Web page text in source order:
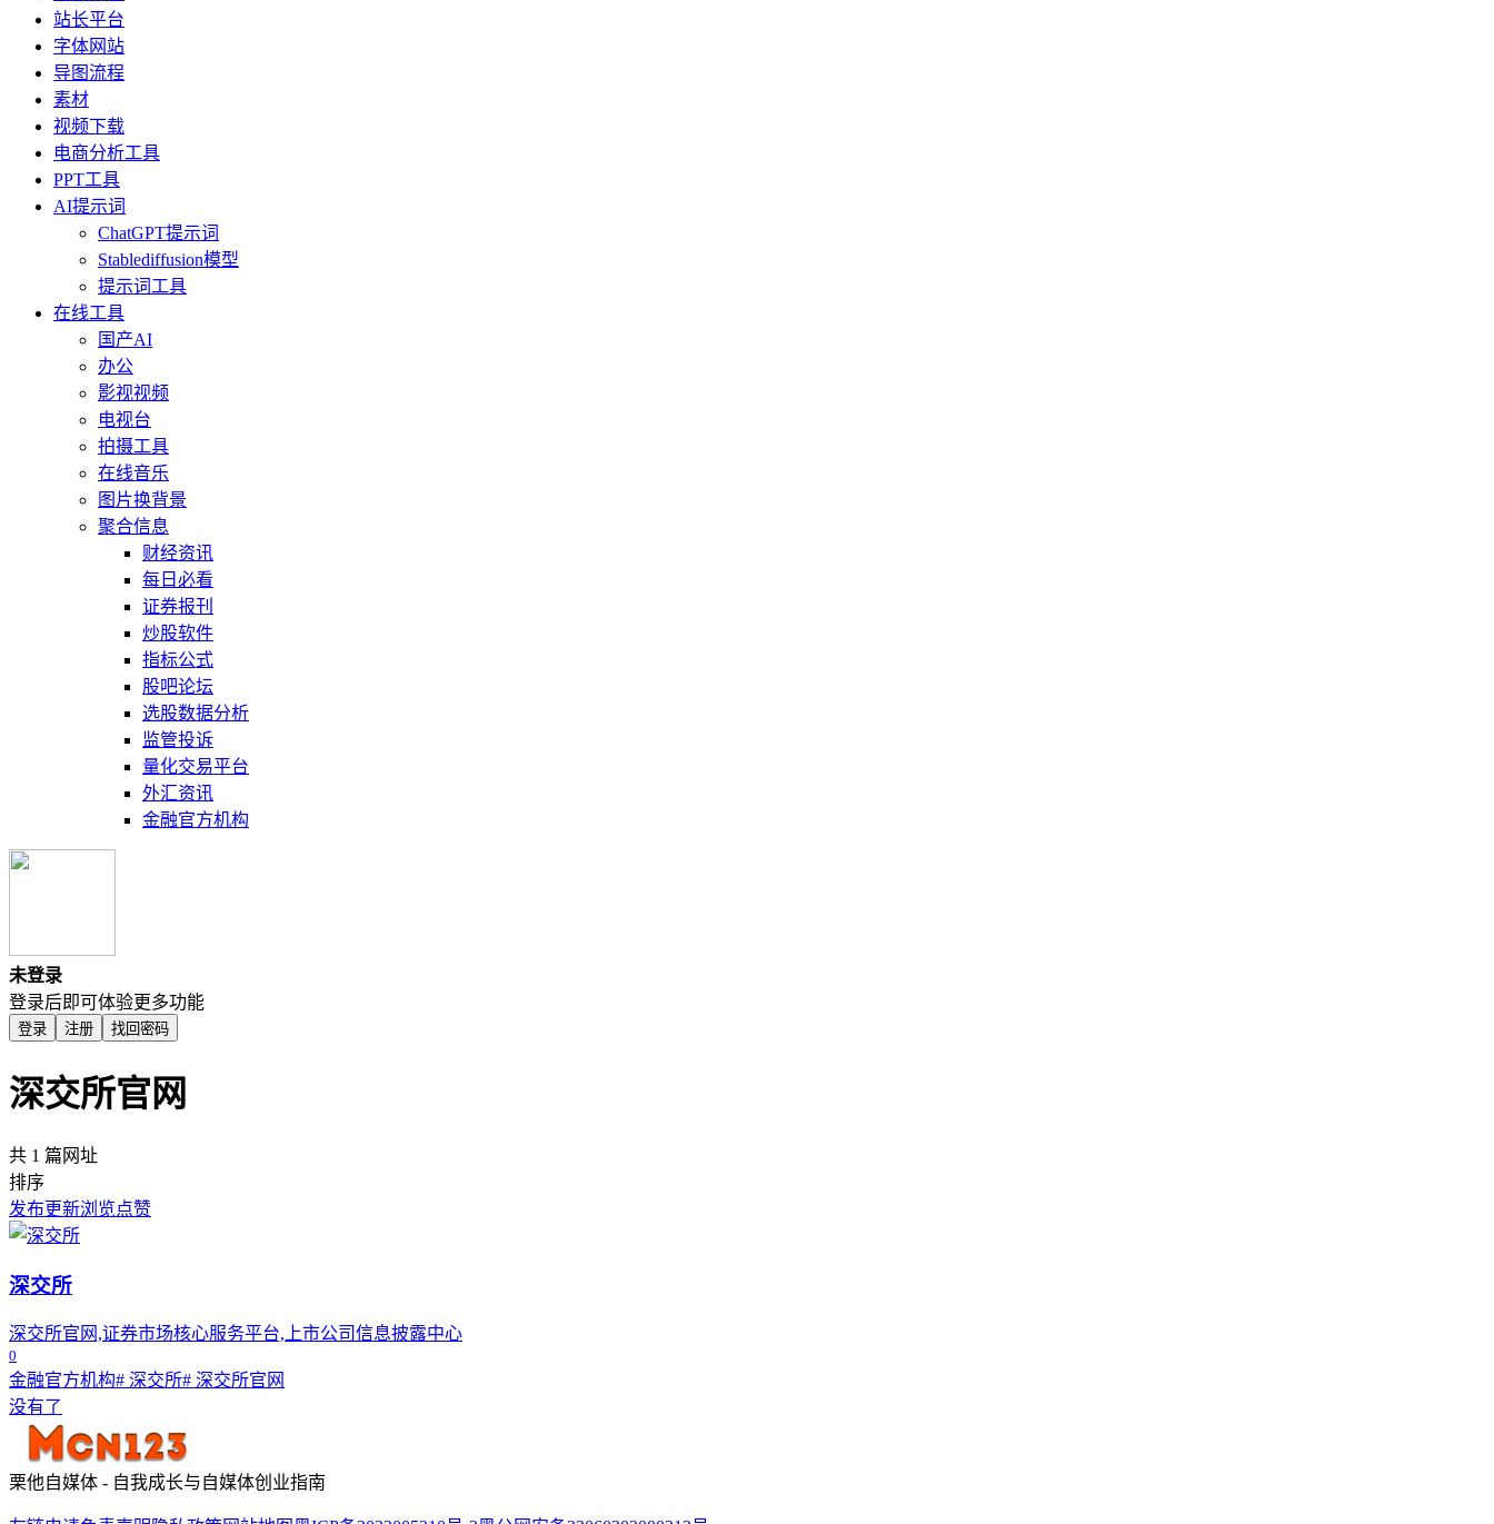
站长平台
字体网站
导图流程
素材
视频下载
电商分析工具
PPT工具
AI提示词
ChatGPT提示词
Stablediffusion模型
提示词工具
在线工具
国产AI
办公
影视视频
电视台
拍摄工具
在线音乐
图片换背景
聚合信息
财经资讯
每日必看
证券报刊
炒股软件
指标公式
股吧论坛
选股数据分析
监管投诉
量化交易平台
外汇资讯
金融官方机构
未登录
登录后即可体验更多功能
登录 注册 找回密码
深交所官网
共 1 篇网址
排序
发布更新浏览点赞
深交所
深交所官网,证券市场核心服务平台,上市公司信息披露中心
0
金融官方机构# 深交所# 深交所官网
没有了
栗他自媒体 - 自我成长与自媒体创业指南